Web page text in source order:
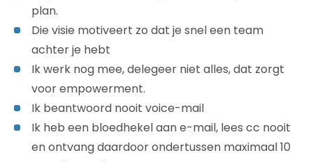
plan.
Die visie motiveert zo dat je snel een team
achter je hebt
Ik werk nog mee, delegeer niet alles, dat zorgt
voor empowerment.
Ik beantwoord nooit voice-mail
Ik heb een bloedhekel aan e-mail, lees cc nooit
en ontvang daardoor ondertussen maximaal 10